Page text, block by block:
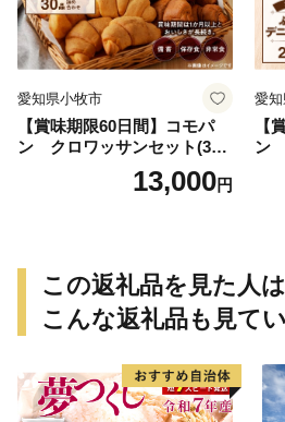
愛知県小牧市
【賞味期限60日間】コモパ
ン クロワッサンセット(30
個入り)／災害用備蓄 保存食
非常食 防災グッズにも
13,000円
愛
【
ン
ュ
用
この返礼品を見た人は
こんな返礼品も見て